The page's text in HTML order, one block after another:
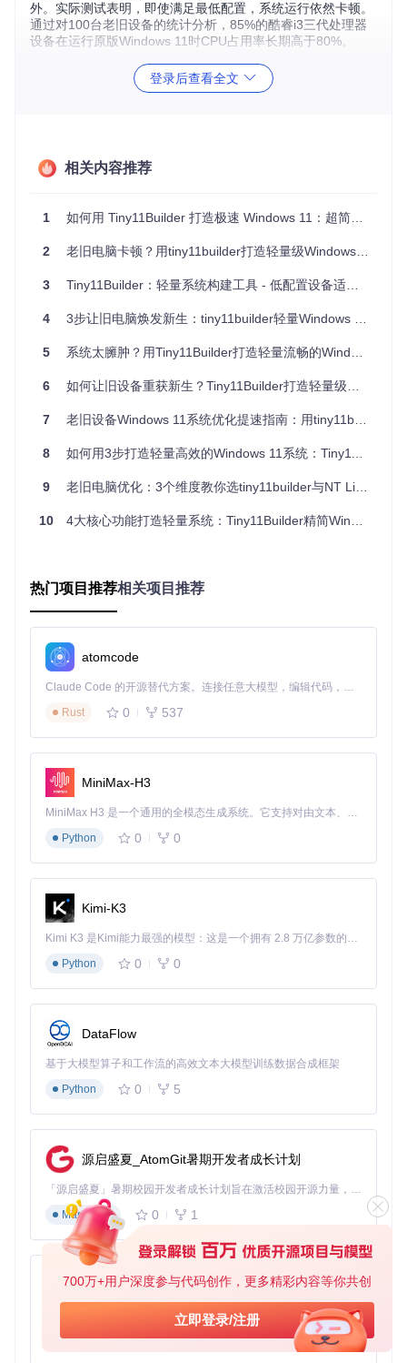
700万+用户深度参与代码创作，更多精彩内容等你共创
立即登录/注册
外。实际测试表明，即使满足最低配置，系统运行依然卡顿。
通过对100台老旧设备的统计分析，85%的酷睿i3三代处理器
设备在运行原版Windows 11时CPU占用率长期高于80%。
1.3 精简方案决策树
│  └─维护需求：需要后续组件更新
└─否 → 选择极致精简方案（tiny11Coremaker.ps1）
   ├─预期系统体积：约6GB
配。tiny11builder通过精准移除非必要组件，重建系统与硬件
组件管理模块：基于Windows部署映像服务（DISM）实现
配置优化模块：调整系统设置、预配置用户环境
像。
2.2 两种脚本的技术参数对比
项
（常规精简）
体积
~10GB ~6GB
保留
更新
环境
.NET
支持
可选集成 必须手动指定
应用
时间
适用
日常使用 特殊测试环境
🔧基础环境配置：
硬件资源：至少20GB可用存储空间，4GB内存（推荐8G
B）
源文件：Windows 11官方ISO镜像
权限要求：管理员权限的PowerShell会话
安全提示
cutionPolicy Bypass -Scope Process命令，该设置仅
对当前会话有效，关闭窗口后自动恢复默认安全策略。
核心要点：tiny11builder不是简单的系统清理工具，而是基
于官方Windows映像的"定制构建器"，通过精准移除组件而非
事后清理，实现真正的轻量级系统。
三、实施系统定制流程：从官方ISO到精简系统
登录后查看全文
相关内容推荐
1 如何用 Tiny11Builder 打造极速 Windows 11：超简单精简镜像制作教程
2 老旧电脑卡顿？用tiny11builder打造轻量级Windows系统，30分钟焕新体验
3 Tiny11Builder：轻量系统构建工具 - 低配置设备适用指南
4 3步让旧电脑焕发新生：tiny11builder轻量Windows 11系统制作全指南
5 系统太臃肿？用Tiny11Builder打造轻量流畅的Windows 11体验
6 如何让旧设备重获新生？Tiny11Builder打造轻量级Windows 11系统全指南
7 老旧设备Windows 11系统优化提速指南：用tiny11builder让低配电脑焕发新生
8 如何用3步打造轻量高效的Windows 11系统：Tiny11Builder系统优化工具全解析
9 老旧电脑优化：3个维度教你选tiny11builder与NT Lite，让低配设备焕发新生
10 4大核心功能打造轻量系统：Tiny11Builder精简Windows 11完全指南
热门项目推荐相关项目推荐
atomcode
Claude Code 的开源替代方案。连接任意大模型，编辑代码，运行命令，自动验证 — 全自动执行。用 Rust 构建，极致性能。 ｜ An open-source alternative to Claude Code. Connect any LLM, edit code, run commands, and verify changes — autonomously. Built in Rust for speed. Get Started
Rust
0 537
MiniMax-H3
MiniMax H3 是一个通用的全模态生成系统。它支持对由文本、图像、视频和音频组成的多模态上下文进行统一理解，并能生成分辨率高达 2K、时长可达 15 秒的带原生立体声音频的视频。得益于面向任务泛化的系统设计，H3 在预训练阶段就已具备广泛的多模态上下文理解与生成能力，能够出色地执行复杂的多模态指令。
Python
0 0
Kimi-K3
Kimi K3 是Kimi能力最强的模型：这是一个拥有 2.8 万亿参数的混合专家（MoE）模型，具备原生视觉理解能力，并支持 100 万 token 的上下文窗口。
Python
0 0
DataFlow
基于大模型算子和工作流的高效文本大模型训练数据合成框架
Python
0 5
源启盛夏_AtomGit暑期开发者成长计划
「源启盛夏」暑期校园开发者成长计划旨在激活校园开源力量，通过积分激励、认证扶持、资源倾斜等形式，引导高校组织和开发者完成「入驻 — 建项目 — 做贡献 — 获认证 — 得资源」的完整闭环。无论你是想带领社团入驻平台的组织者，还是希望用代码贡献证明自己的开发者，都能在这里找到属于你的成长路径。
Markdown
0 1
py-xiaozhi
基于Python的Xiaozhi AI，适用于想要完整Xiaozhi体验而无需拥有专用硬件的用户。
Python
0 1